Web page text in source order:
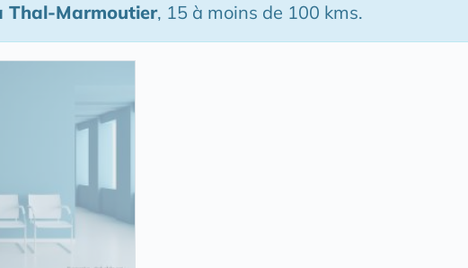
Thal-Marmoutier, 15 à moins de 100 kms.